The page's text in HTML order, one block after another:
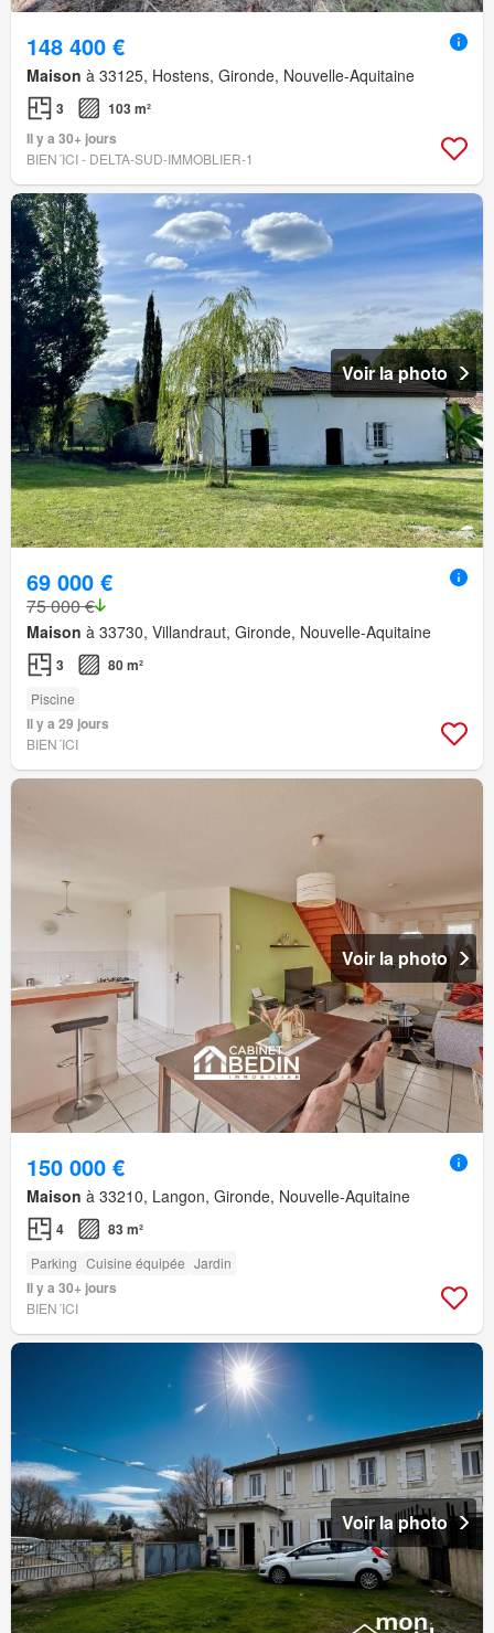
148 400 €
Maison à 33125, Hostens, Gironde, Nouvelle-Aquitaine
3
103 m²
Il y a 30+ jours
BIEN´ICI - DELTA-SUD-IMMOBLIER-1
Voir la photo
69 000 €
75 000 €
Maison à 33730, Villandraut, Gironde, Nouvelle-Aquitaine
3 80 m²
Piscine
Il y a 29 jours
BIEN´ICI
Voir la photo
150 000 €
Maison à 33210, Langon, Gironde, Nouvelle-Aquitaine
4 83 m²
Parking Cuisine équipée Jardin
Il y a 30+ jours
BIEN´ICI
Voir la photo